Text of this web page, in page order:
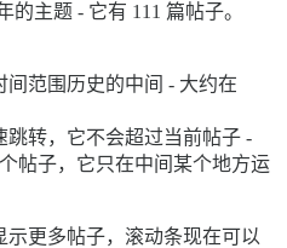
的主题 - 它有 111 篇帖子。
范围历史的中间 - 大约在
转，它不会超过当前帖子 -
帖子，它只在中间某个地方运
更多帖子，滚动条现在可以